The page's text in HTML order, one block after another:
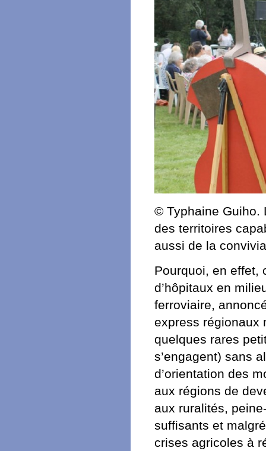
© Typhaine Guiho.
des territoires
aussi de la
Pourquoi, en effet,
d’hôpitaux en
ferroviaire,
express régionaux
quelques rares
s’engagent) sans
d’orientation des
aux régions de
aux ruralités,
suffisants et
crises agricoles à